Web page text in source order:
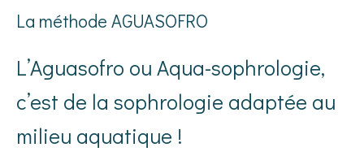
La méthode AGUASOFRO
L’Aguasofro ou Aqua-sophrologie,
c’est de la sophrologie adaptée au
milieu aquatique !